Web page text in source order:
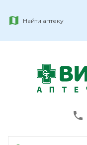
Найти аптеку